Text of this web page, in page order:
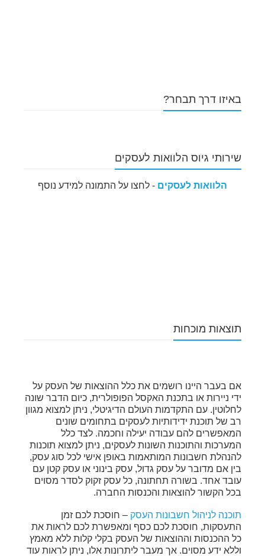
באיזו דרך תבחר?
שירותי גיוס הלוואות לעסקים
הלוואות לעסקים - לחצו על התמונה למידע נוסף
תוצאות מוכחות
אם בעבר היינו רושמים את כלל ההוצאות של העסק על
ידי ניירות או בתכנת האקסל הפופולרית, כיום הדבר שונה
לחלוטין. עם התקדמות העולם הדיגיטלי, ניתן למצוא מגוון
רב של תוכנת ידידותיות לעסקים בתחומים שונים
המאפשרים להם עבודה יעילה וחכמה. לצד כלל
המערכות והתוכנות השונות לעסקים, ניתן למצוא תוכנות
להנהלת חשבונות המותאמות באופן אישי לכל סוג עסק,
בין אם מדובר על עסק גדול, עסק בינוני או עסק קטן עם
עובד אחד. בשורה תחתונה, כל עסק זקוק לסדר מסוים
בכל הקשור להוצאות והכנסות החברה.
תוכנה לניהול חשבונות העסק – חוסכת לכם זמן
התעסקות, חוסכת לכם כסף ומאפשרת לכם לראות את
כל ההכנסות וההוצאות של העסק בקלי קלות ללא מאמץ
וללא ידע מסוים. אך מעבר ליתרונות אלו, ניתן לראות עוד